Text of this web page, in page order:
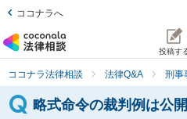
ココナラへ
投稿す
ココナラ法律相談 法律Q&A 刑事
略式命令の裁判例は公